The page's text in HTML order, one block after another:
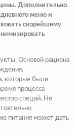
Дополнительно
меню и
скорейшему
Основой рациона
которые были
процесса
специй. Не
питания может дать